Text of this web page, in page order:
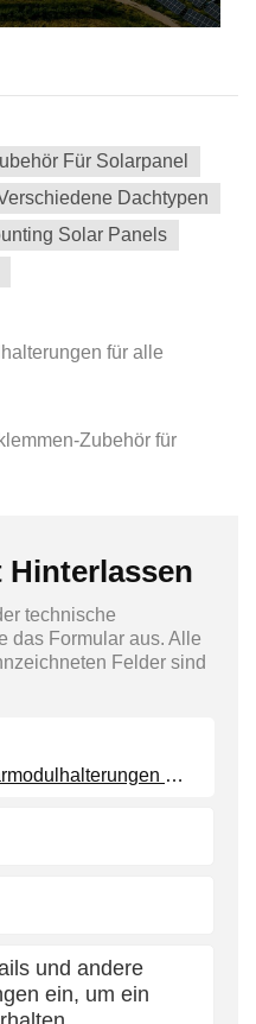
Für Solarpanel
Dachtypen
Solar Panels
für alle
Zubehör für
Hinterlassen
technische
das Formular aus. Alle
Felder sind
L-Fuß-Zubehör Für Solarmodulhalterungen Für Verschiedene Dachtypen